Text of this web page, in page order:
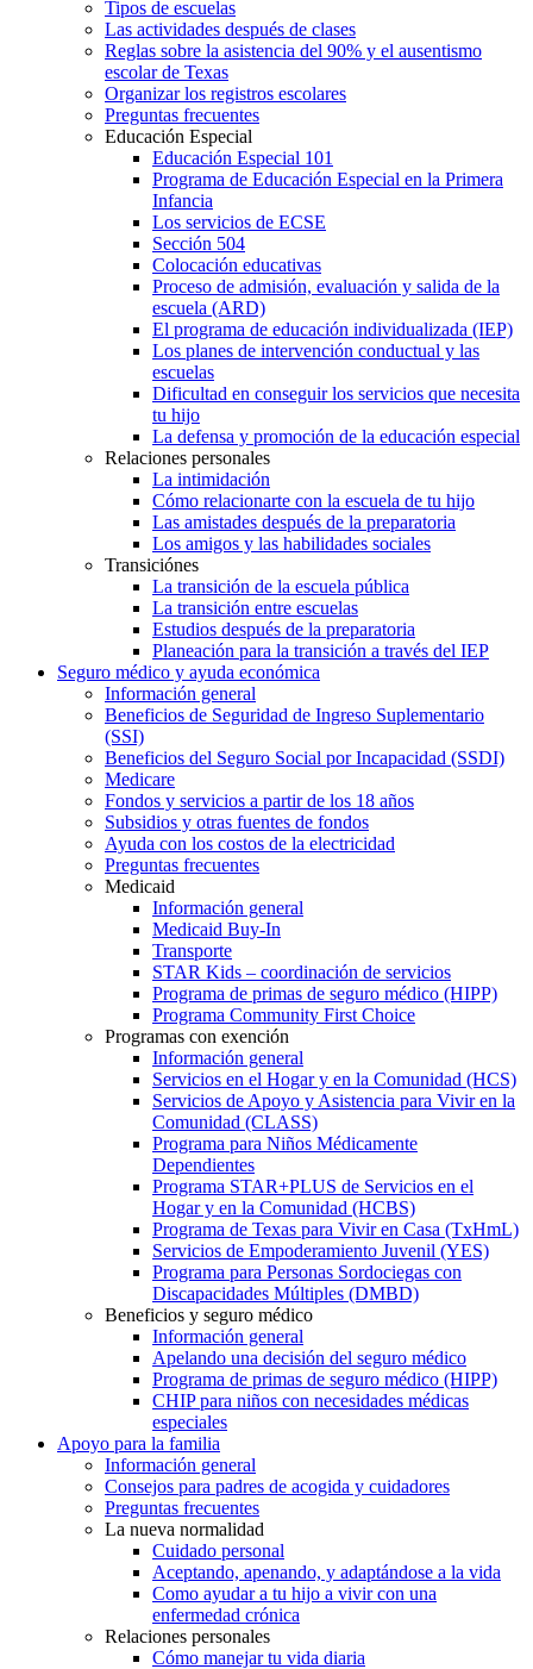
Tipos de escuelas
Las actividades después de clases
Reglas sobre la asistencia del 90% y el ausentismo
escolar de Texas
Organizar los registros escolares
Preguntas frecuentes
Educación Especial
Educación Especial 101
Programa de Educación Especial en la Primera
Infancia
Los servicios de ECSE
Sección 504
Colocación educativas
Proceso de admisión, evaluación y salida de la
escuela (ARD)
El programa de educación individualizada (IEP)
Los planes de intervención conductual y las
escuelas
Dificultad en conseguir los servicios que necesita
tu hijo
La defensa y promoción de la educación especial
Relaciones personales
La intimidación
Cómo relacionarte con la escuela de tu hijo
Las amistades después de la preparatoria
Los amigos y las habilidades sociales
Transiciónes
La transición de la escuela pública
La transición entre escuelas
Estudios después de la preparatoria
Planeación para la transición a través del IEP
Seguro médico y ayuda económica
Información general
Beneficios de Seguridad de Ingreso Suplementario
(SSI)
Beneficios del Seguro Social por Incapacidad (SSDI)
Medicare
Fondos y servicios a partir de los 18 años
Subsidios y otras fuentes de fondos
Ayuda con los costos de la electricidad
Preguntas frecuentes
Medicaid
Información general
Medicaid Buy-In
Transporte
STAR Kids – coordinación de servicios
Programa de primas de seguro médico (HIPP)
Programa Community First Choice
Programas con exención
Información general
Servicios en el Hogar y en la Comunidad (HCS)
Servicios de Apoyo y Asistencia para Vivir en la
Comunidad (CLASS)
Programa para Niños Médicamente
Dependientes
Programa STAR+PLUS de Servicios en el
Hogar y en la Comunidad (HCBS)
Programa de Texas para Vivir en Casa (TxHmL)
Servicios de Empoderamiento Juvenil (YES)
Programa para Personas Sordociegas con
Discapacidades Múltiples (DMBD)
Beneficios y seguro médico
Información general
Apelando una decisión del seguro médico
Programa de primas de seguro médico (HIPP)
CHIP para niños con necesidades médicas
especiales
Apoyo para la familia
Información general
Consejos para padres de acogida y cuidadores
Preguntas frecuentes
La nueva normalidad
Cuidado personal
Aceptando, apenando, y adaptándose a la vida
Como ayudar a tu hijo a vivir con una
enfermedad crónica
Relaciones personales
Cómo manejar tu vida diaria